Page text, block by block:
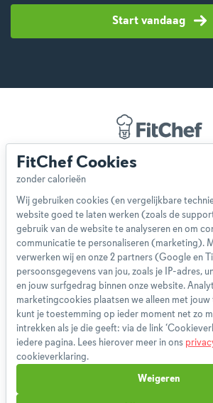
Start vandaag
App
Blog
Disclaimer
Methodologie
Privacybeleid
Cookieverklaring
Betaalmethoden
Bestelling herroepen
FitChef Cookies
Wij gebruiken cookies (en vergelijkbare
website goed te laten werken (zoals de
gebruik van de website te analyseren en om
communicatie te personaliseren (marketing).
verwerken wij en onze 2 partners (Google en
persoonsgegevens van jou, zoals je IP-adres,
en jouw surfgedrag binnen onze website.
marketingcookies plaatsen we alleen met
kunt je toestemming op ieder moment net zo
intrekken als je die geeft: via de link
iedere pagina. Lees hierover meer in ons
cookieverklaring.
Weigeren